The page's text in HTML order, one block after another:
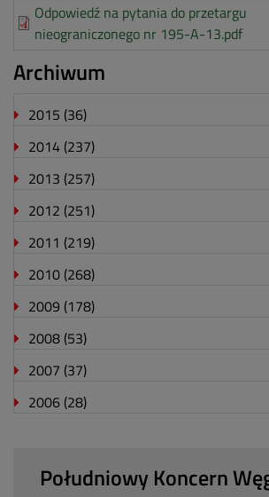
Odpowiedź na pytania do przetargu
nieograniczonego nr 195-A-13.pdf
Archiwum
2015 (36)
2014 (237)
2013 (257)
2012 (251)
2011 (219)
2010 (268)
2009 (178)
2008 (53)
2007 (37)
2006 (28)
Południowy Koncern